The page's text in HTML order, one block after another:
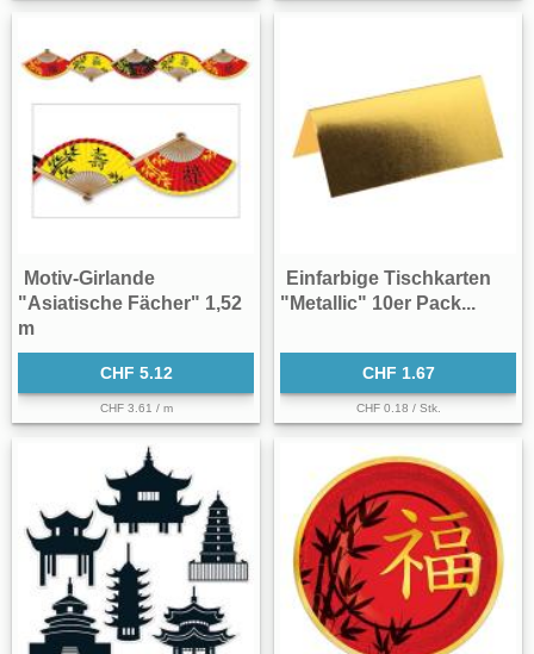
Motiv-Girlande
"Asiatische Fächer" 1,52
m
CHF 5.12
CHF 3.61 / m
Einfarbige Tischkarten
"Metallic" 10er Pack...
CHF 1.67
CHF 0.18 / Stk.